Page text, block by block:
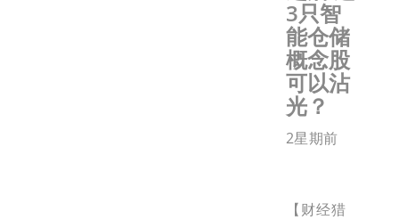
3只智
能仓储
概念股
可以沾
光？
2星期前
【财经猎